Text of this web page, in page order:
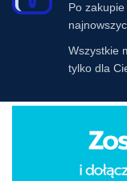
Po
Wszystkie
tylko dla